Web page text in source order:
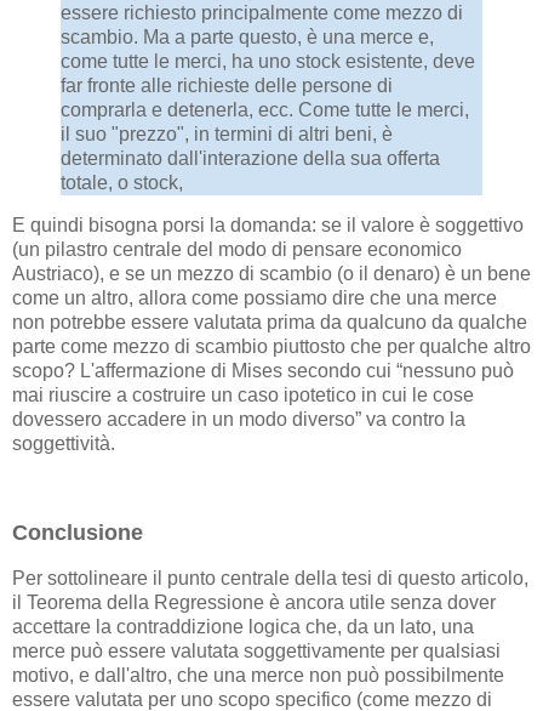
essere richiesto principalmente come mezzo di
scambio. Ma a parte questo, è una merce e,
come tutte le merci, ha uno stock esistente, deve
far fronte alle richieste delle persone di
comprarla e detenerla, ecc. Come tutte le merci,
il suo "prezzo", in termini di altri beni, è
determinato dall'interazione della sua offerta
totale, o stock,
E quindi bisogna porsi la domanda: se il valore è soggettivo
(un pilastro centrale del modo di pensare economico
Austriaco), e se un mezzo di scambio (o il denaro) è un bene
come un altro, allora come possiamo dire che una merce
non potrebbe essere valutata prima da qualcuno da qualche
parte come mezzo di scambio piuttosto che per qualche altro
scopo? L'affermazione di Mises secondo cui “nessuno può
mai riuscire a costruire un caso ipotetico in cui le cose
dovessero accadere in un modo diverso” va contro la
soggettività.
Conclusione
Per sottolineare il punto centrale della tesi di questo articolo,
il Teorema della Regressione è ancora utile senza dover
accettare la contraddizione logica che, da un lato, una
merce può essere valutata soggettivamente per qualsiasi
motivo, e dall'altro, che una merce non può possibilmente
essere valutata per uno scopo specifico (come mezzo di